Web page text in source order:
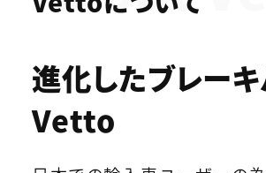
進化したブレーキ
Vetto